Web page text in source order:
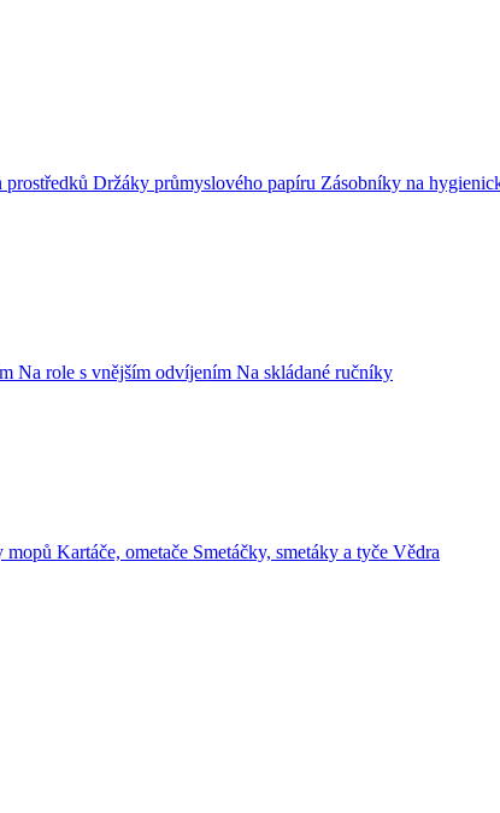
prostředků Držáky průmyslového papíru Zásobníky na
Na role s vnějším odvíjením Na skládané ručníky
mopů Kartáče, ometače Smetáčky, smetáky a tyče Vědra